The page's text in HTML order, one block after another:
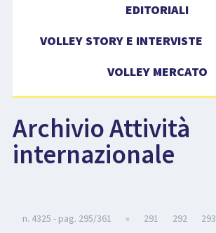
VOLLEY MERCATO
COMPETIZIONI
EVENTI
LIBRI
EDITORIALI
VOLLEY STORY E INTERVISTE
VOLLEY MERCATO
Archivio Attività
internazionale
n. 4325 - pag. 295/361 « 291 292 293